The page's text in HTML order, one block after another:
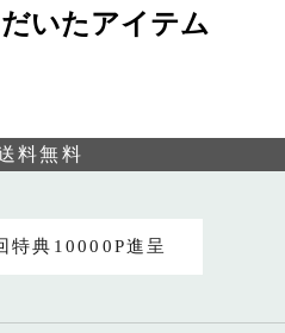
いたアイテム
料無料
特典10000P進呈